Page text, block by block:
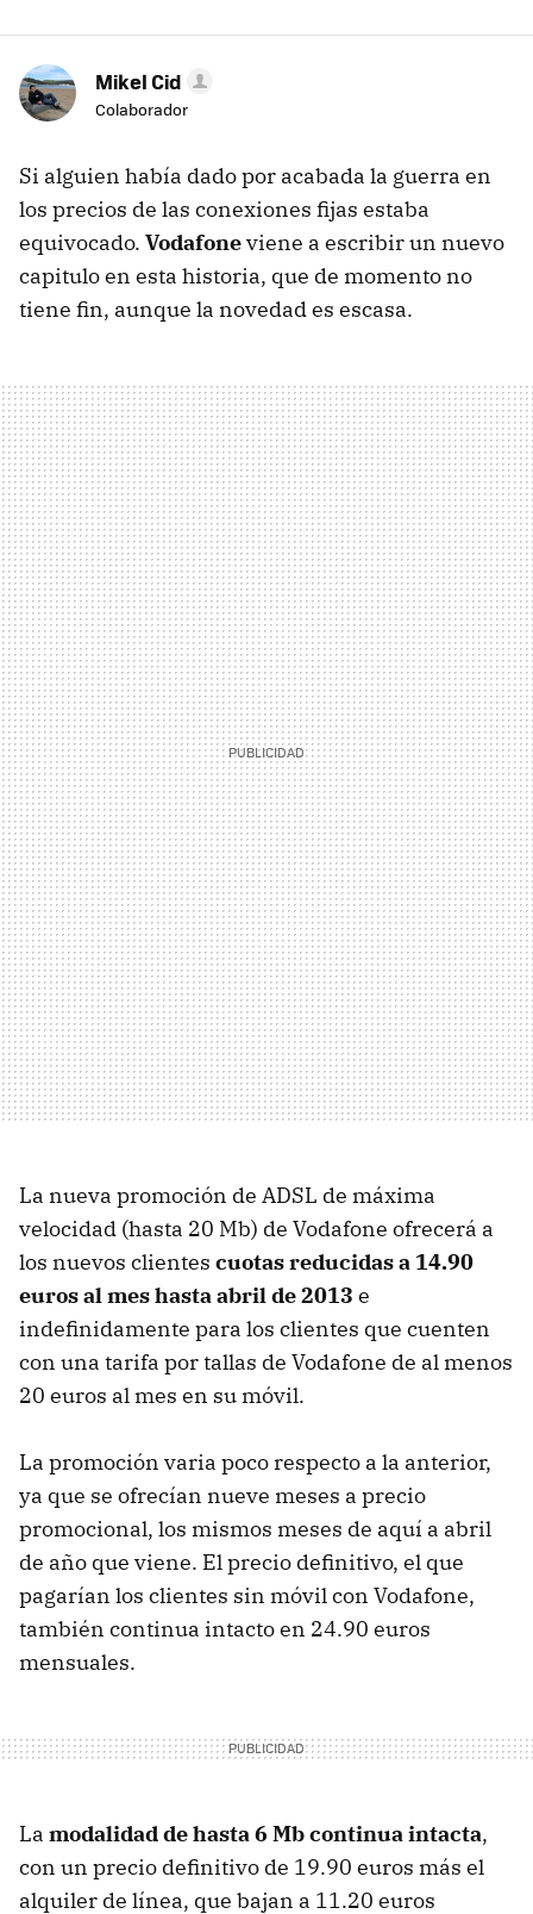
Mikel Cid
Colaborador
Si alguien había dado por acabada la guerra en
los precios de las conexiones fijas estaba
equivocado. Vodafoneviene a escribir un nuevo
capitulo en esta historia, que de momento no
tiene fin, aunque la novedad es escasa.
La nueva promoción de ADSL de máxima
velocidad (hasta 20 Mb) de Vodafone ofrecerá a
los nuevos clientes cuotas reducidas a 14.90
euros al mes hasta abril de 2013 e
indefinidamente para los clientes que cuenten
con una tarifa por tallas de Vodafone de al menos
20 euros al mes en su móvil.
La promoción varia poco respecto a la anterior,
ya que se ofrecían nueve meses a precio
promocional, los mismos meses de aquí a abril
de año que viene. El precio definitivo, el que
pagarían los clientes sin móvil con Vodafone,
también continua intacto en 24.90 euros
mensuales.
La modalidad de hasta 6 Mb continua intacta,
con un precio definitivo de 19.90 euros más el
alquiler de línea, que bajan a 11.20 euros